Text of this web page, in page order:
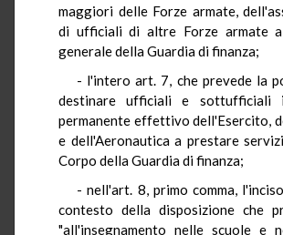
maggiori delle Forze armate,
di ufficiali di altre Forze armate
generale della Guardia di finanza;
- l'intero art. 7, che prevede la
destinare ufficiali e sottufficiali
permanente effettivo dell'Esercito,
e dell'Aeronautica a prestare
Corpo della Guardia di finanza;
- nell'art. 8, primo comma,
contesto della disposizione che
"all'insegnamento nelle scuole e